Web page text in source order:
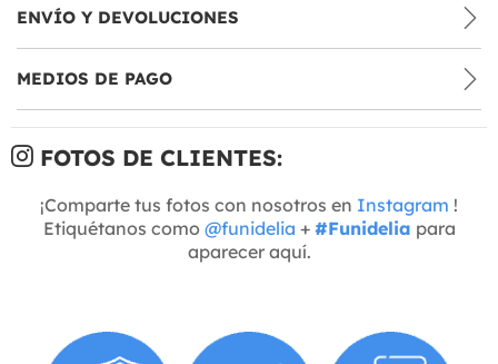
ENVÍO Y DEVOLUCIONES
MEDIOS DE PAGO
FOTOS DE CLIENTES:
¡Comparte tus fotos con nosotros en Instagram !
Etiquétanos como @funidelia + #Funidelia para
aparecer aquí.